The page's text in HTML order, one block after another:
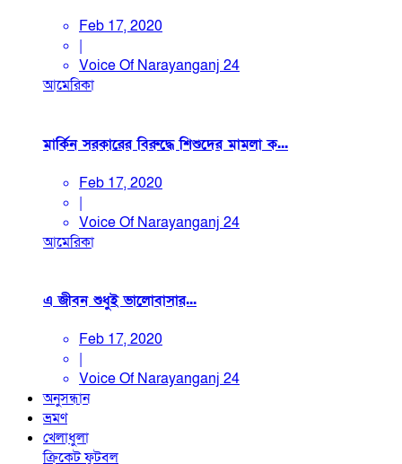
Feb 17, 2020
|
Voice Of Narayanganj 24
আমেরিকা
মার্কিন সরকারের বিরুদ্ধে শিশুদের মামলা ক...
Feb 17, 2020
|
Voice Of Narayanganj 24
আমেরিকা
এ জীবন শুধুই ভালোবাসার...
Feb 17, 2020
|
Voice Of Narayanganj 24
অনুসন্ধান
ভ্রমণ
খেলাধুলা
ক্রিকেটফুটবল